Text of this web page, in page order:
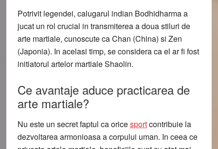
Potrivit legendei, calugarul indian Bodhidharma a
jucat un rol crucial in transmiterea a doua stiluri de
arte martiale, cunoscute ca Chan (China) si Zen
(Japonia). In acelasi timp, se considera ca el ar fi fost
initiatorul artelor martiale Shaolin.
Ce avantaje aduce practicarea de
arte martiale?
Nu este un secret faptul ca oricesportcontribuie la
dezvoltarea armonioasa a corpului uman. In ceea ce